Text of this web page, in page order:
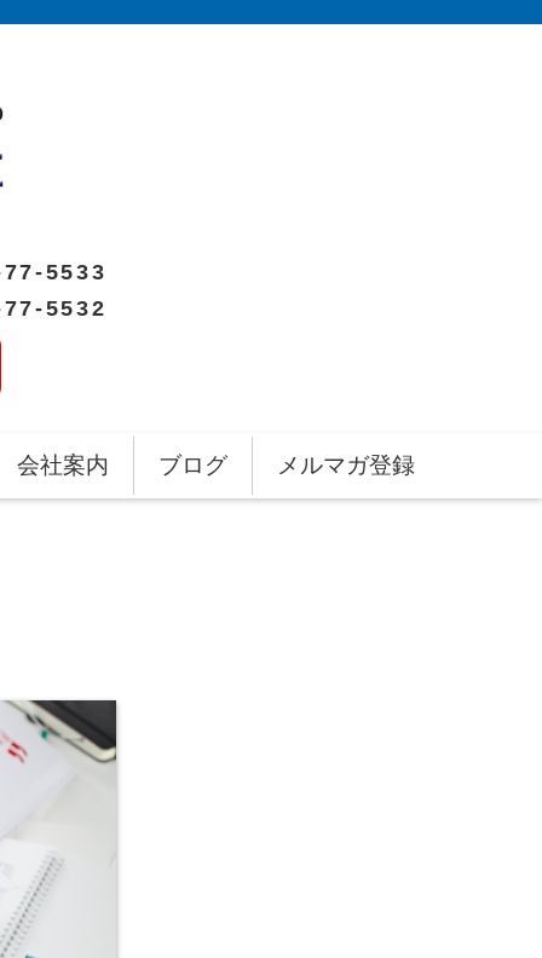
5533
5532
会社案内 ブログ メルマガ登録